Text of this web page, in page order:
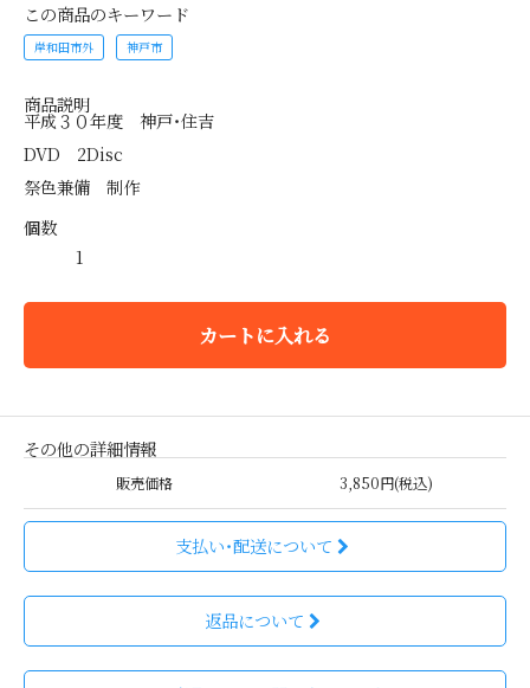
この商品のキーワード
岸和田市外 神戸市
商品説明
平成３０年度 神戸・住吉
DVD 2Disc
祭色兼備 制作
個数
カートに入れる
その他の詳細情報
販売価格 3,850円(税込)
支払い・配送について
返品について